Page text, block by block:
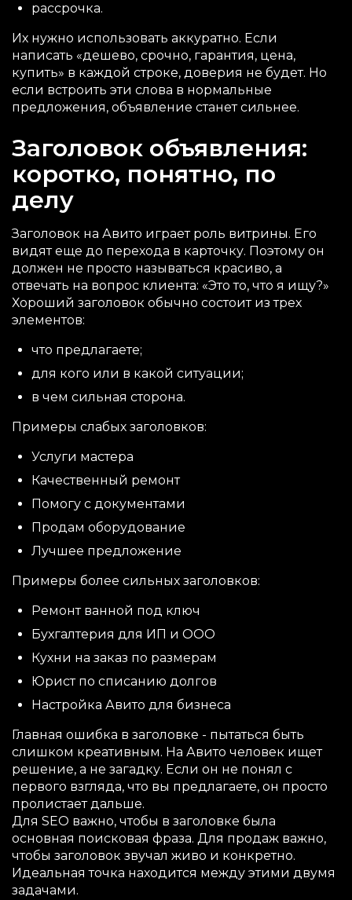
рассрочка.
Их нужно использовать аккуратно. Если
написать «дешево, срочно, гарантия, цена,
купить» в каждой строке, доверия не будет. Но
если встроить эти слова в нормальные
предложения, объявление станет сильнее.
Заголовок объявления:
коротко, понятно, по
делу
Заголовок на Авито играет роль витрины. Его
видят еще до перехода в карточку. Поэтому он
должен не просто называться красиво, а
отвечать на вопрос клиента: «Это то, что я ищу?»
Хороший заголовок обычно состоит из трех
элементов:
что предлагаете;
для кого или в какой ситуации;
в чем сильная сторона.
Примеры слабых заголовков:
Услуги мастера
Качественный ремонт
Помогу с документами
Продам оборудование
Лучшее предложение
Примеры более сильных заголовков:
Ремонт ванной под ключ
Бухгалтерия для ИП и ООО
Кухни на заказ по размерам
Юрист по списанию долгов
Настройка Авито для бизнеса
Главная ошибка в заголовке - пытаться быть
слишком креативным. На Авито человек ищет
решение, а не загадку. Если он не понял с
первого взгляда, что вы предлагаете, он просто
пролистает дальше.
Для SEO важно, чтобы в заголовке была
основная поисковая фраза. Для продаж важно,
чтобы заголовок звучал живо и конкретно.
Идеальная точка находится между этими двумя
задачами.